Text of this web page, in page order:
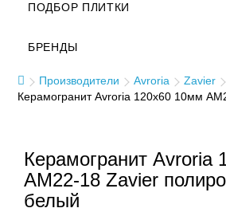
ПОДБОР ПЛИТКИ
БРЕНДЫ
Производители Avroria
Zavier
Керамогранит Avroria 120x60 10мм
Керамогранит Avroria
AM22-18 Zavier
белый